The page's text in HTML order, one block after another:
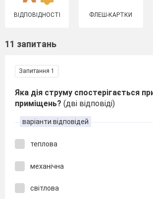
ВІДПОВІДНОСТІ ФЛЕШ-КАРТКИ
11 запитань
Запитання 1
Яка дія струму спостерігається
приміщень? (дві відповіді)
варіанти відповідей
теплова
механічна
світлова